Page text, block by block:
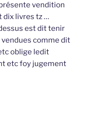
vendition
dix livres tz …
est dit tenir
comme dit
oblige ledit
etc foy jugement